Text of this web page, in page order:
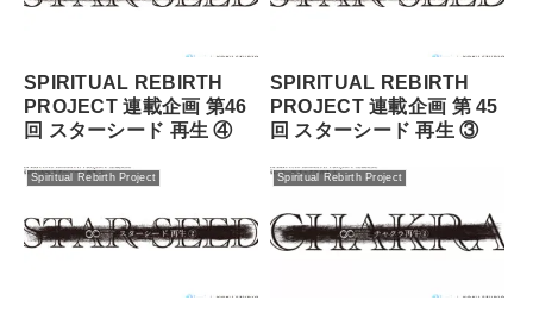
SPIRITUAL REBIRTH
PROJECT 連載企画 第46
回 スターシード 再⽣ ④
SPIRITUAL REBIRTH
PROJECT 連載企画 第 45
回 スターシード 再⽣ ③
Spiritual Rebirth Project Spiritual Rebirth Project